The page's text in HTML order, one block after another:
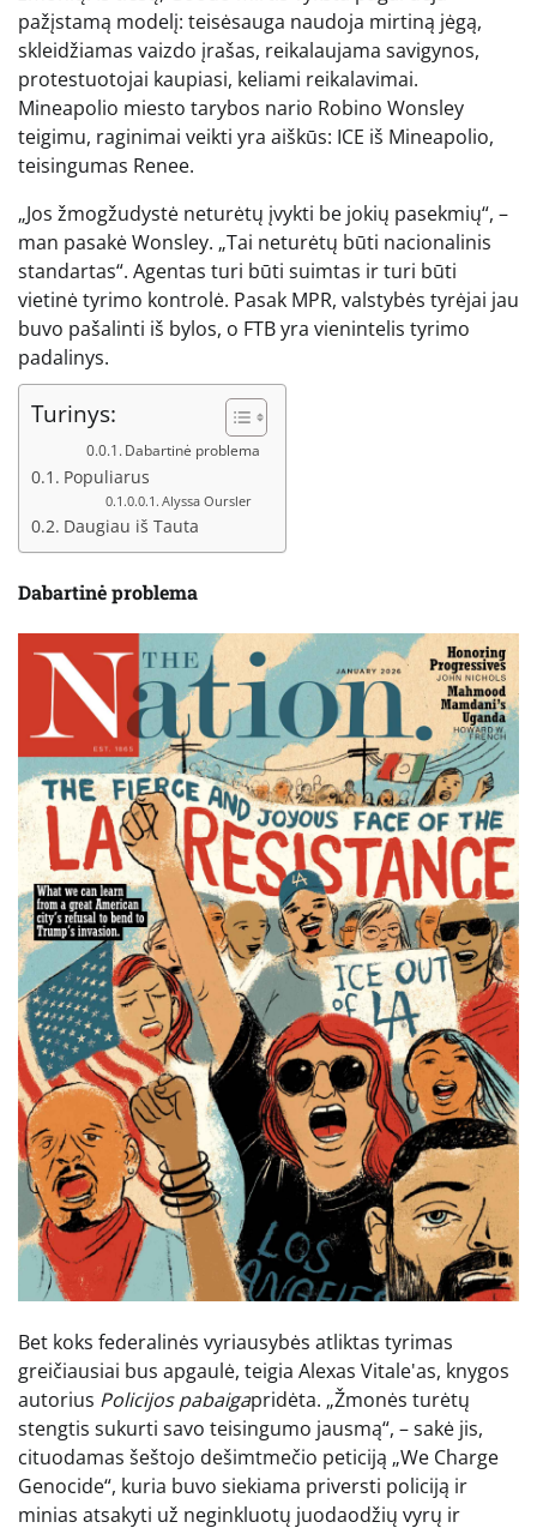
pažįstamą modelį: teisėsauga naudoja mirtiną jėgą,
skleidžiamas vaizdo įrašas, reikalaujama savigynos,
protestuotojai kaupiasi, keliami reikalavimai.
Mineapolio miesto tarybos nario Robino Wonsley
teigimu, raginimai veikti yra aiškūs: ICE iš Mineapolio,
teisingumas Renee.
„Jos žmogžudystė neturėtų įvykti be jokių pasekmių“, –
man pasakė Wonsley. „Tai neturėtų būti nacionalinis
standartas“. Agentas turi būti suimtas ir turi būti
vietinė tyrimo kontrolė. Pasak MPR, valstybės tyrėjai jau
buvo pašalinti iš bylos, o FTB yra vienintelis tyrimo
padalinys.
Turinys:
Dabartinė problema
Populiarus
Alyssa Oursler
Daugiau iš Tauta
Dabartinė problema
Bet koks federalinės vyriausybės atliktas tyrimas
greičiausiai bus apgaulė, teigia Alexas Vitale'as, knygos
autorius Policijos pabaigapridėta. „Žmonės turėtų
stengtis sukurti savo teisingumo jausmą“, – sakė jis,
cituodamas šeštojo dešimtmečio peticiją „We Charge
Genocide“, kuria buvo siekiama priversti policiją ir
minias atsakyti už neginkluotų juodaodžių vyrų ir